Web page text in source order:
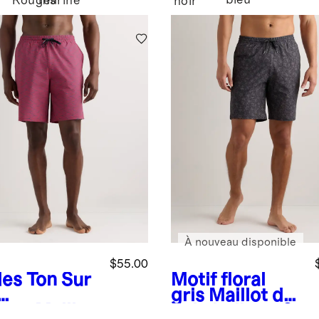
Ton Sur
$55.00
Motif floral
gris Maillot de
À nouveau disponible